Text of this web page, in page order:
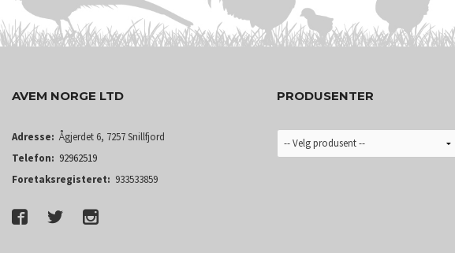
AVEM NORGE LTD
Adresse: Ågjerdet 6, 7257 Snillfjord
Telefon: 92962519
Foretaksregisteret: 933533859
PRODUSENTER